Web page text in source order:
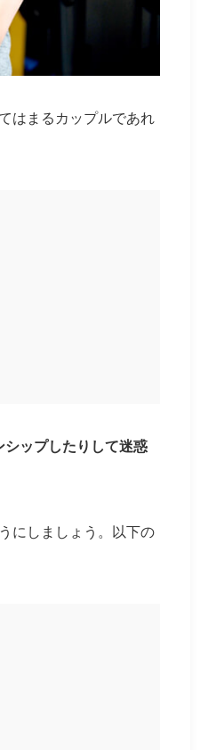
はまるカップルであれ
シップしたりして迷惑
にしましょう。以下の